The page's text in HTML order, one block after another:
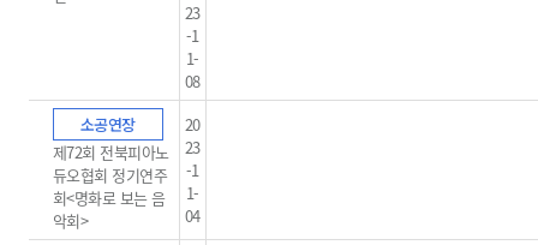
23
-1
1-
08
소공연장
제72회 전북피아노
듀오협회 정기연주
회<명화로 보는 음
악회>
20
23
-1
1-
04